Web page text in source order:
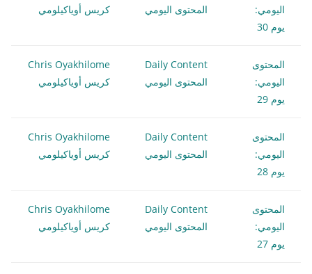
اليومي:
يوم 30
المحتوى اليومي كريس أوياكيلومي
المحتوى
اليومي:
يوم 29
Daily Content
المحتوى اليومي
Chris Oyakhilome
كريس أوياكيلومي
المحتوى
اليومي:
يوم 28
Daily Content
المحتوى اليومي
Chris Oyakhilome
كريس أوياكيلومي
المحتوى
اليومي:
يوم 27
Daily Content
المحتوى اليومي
Chris Oyakhilome
كريس أوياكيلومي